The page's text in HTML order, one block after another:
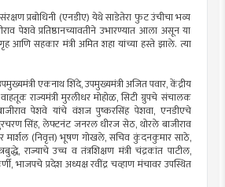
प्रबोधिनी (एनडीए) येथे साडेतेरा फुट उंचीचा भव्य
पेशवे प्रतिष्ठानच्यावतीने उभारण्यात आला असून या
आणि सहकार मंत्री अमित शहा यांच्या हस्ते झाले. त्या
एकनाथ शिंदे, उपमुख्यमंत्री अजित पवार, केंद्रीय
राज्यमंत्री मुरलीधर मोहोळ, सिटी ग्रुपचे संचालक
पेशवे यांचे वंशज पुष्करसिंह पेशवा, एनडीएचे
सिंह, लेफ्टनंट जनरल धीरज सेठ, थोरले बाजीराव
मार्शल (निवृत्त) भूषण गोखले, सचिव कुंदनकुमार साठे,
राज्याचे उच्च व तंत्रशिक्षण मंत्री चंद्रकांत पाटील,
भाजपचे प्रदेश अध्यक्ष रवींद्र चव्हाण मंचावर उपस्थित